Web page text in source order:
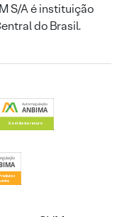
S/A é instituição
do Brasil.